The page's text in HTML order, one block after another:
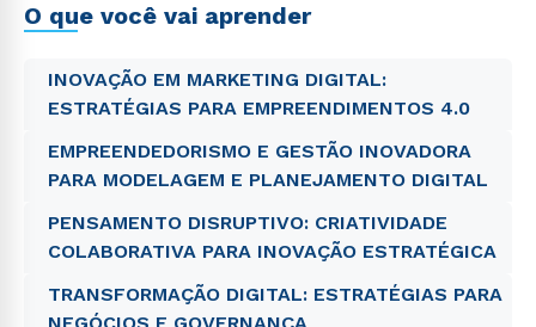
O que você vai aprender
INOVAÇÃO EM MARKETING DIGITAL:
ESTRATÉGIAS PARA EMPREENDIMENTOS 4.0
EMPREENDEDORISMO E GESTÃO INOVADORA
PARA MODELAGEM E PLANEJAMENTO DIGITAL
PENSAMENTO DISRUPTIVO: CRIATIVIDADE
COLABORATIVA PARA INOVAÇÃO ESTRATÉGICA
TRANSFORMAÇÃO DIGITAL: ESTRATÉGIAS PARA